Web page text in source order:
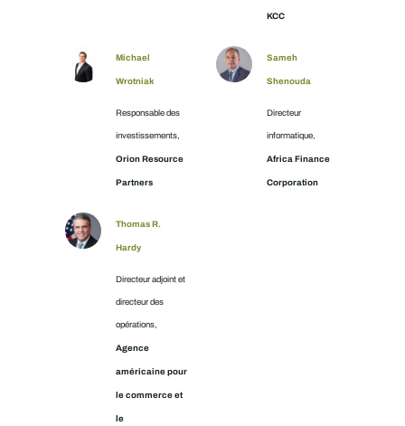
KCC
Michael
Wrotniak
Responsable des
investissements,
Orion Resource
Partners
Sameh
Shenouda
Directeur
informatique,
Africa Finance
Corporation
Thomas R.
Hardy
Directeur adjoint et
directeur des
opérations,
Agence
américaine pour
le commerce et
le